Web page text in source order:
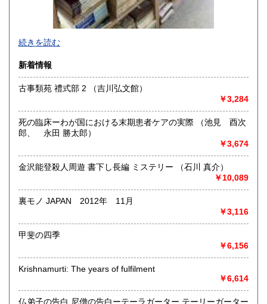
-
沿線名：-
最寄駅：-
営業時間：-
定休日：-
書籍の買取について
-
取り扱い分野
総記、哲学宗教、歴史、社会科学、自然科学、美術工芸、国
語国文、外国文学、古典籍、近代文献、趣味、外国書、サブ
カルチャー、古書一般（その他）
書籍全般
続きを読む
新着情報
古事類苑 禮式部 2 （吉川弘文館）
￥3,284
死の臨床ーわが国における末期患者ケアの実際 （池見 酉次
郎、 永田 勝太郎）
￥3,674
金沢能登殺人周遊 書下し長編 ミステリー （石川 真介）
￥10,089
裏モノ JAPAN 2012年 11月
￥3,116
甲斐の四季
￥6,156
Krishnamurti: The years of fulfilment
￥6,614
仏弟子の告白 尼僧の告白ーテーラガーター テーリーガーター